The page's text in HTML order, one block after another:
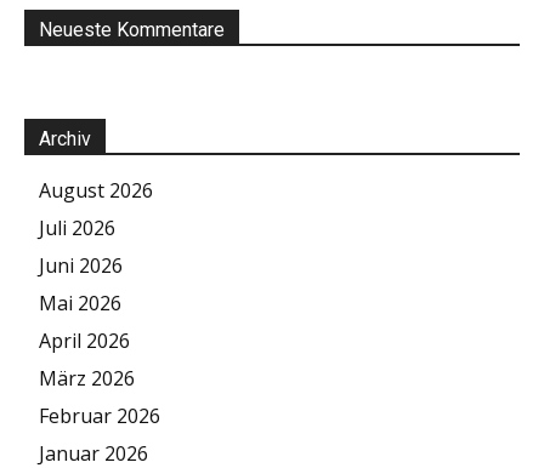
Neueste Kommentare
Archiv
August 2026
Juli 2026
Juni 2026
Mai 2026
April 2026
März 2026
Februar 2026
Januar 2026